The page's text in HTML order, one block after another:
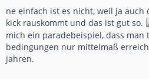
ne einfach ist es nicht, weil ja
kick rauskommt und das ist gut so.
mich ein paradebeispiel, dass
bedingungen nur mittelmaß
jahren.